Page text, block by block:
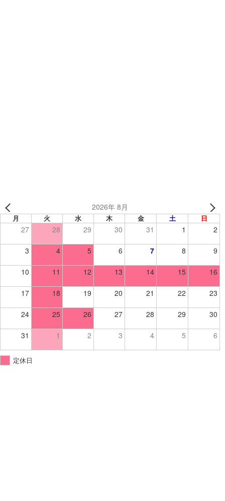
2026年 8月
月 火 水 木 金 土 日
27 28 29 30 31 1 2
3 4 5 6 7 8 9
10 11 12 13 14 15 16
17 18 19 20 21 22 23
24 25 26 27 28 29 30
31 1 2 3 4 5 6
定休日